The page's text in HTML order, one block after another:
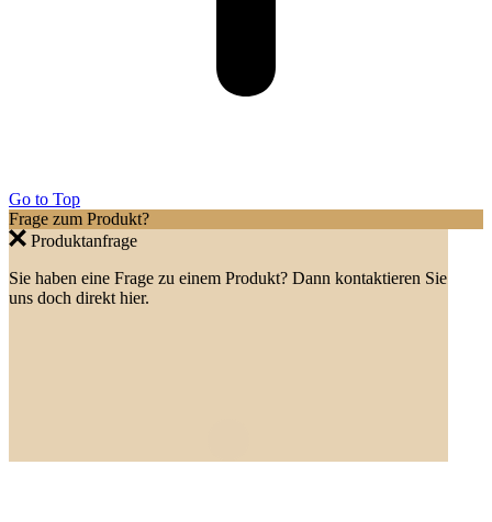
Go to Top
Frage zum Produkt?
Produktanfrage
Sie haben eine Frage zu einem Produkt? Dann kontaktieren Sie
uns doch direkt hier.